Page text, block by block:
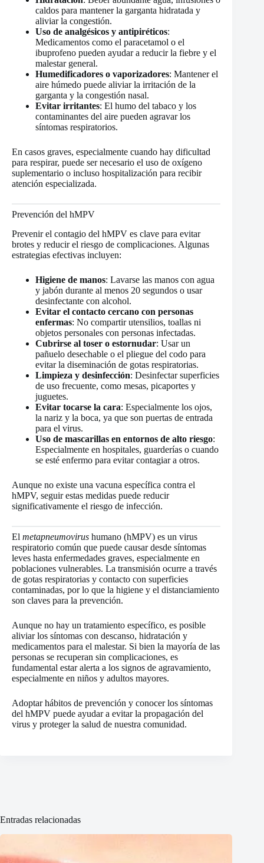
caldos para mantener la garganta hidratada y
aliviar la congestión.
Uso de analgésicos y antipiréticos:
Medicamentos como el paracetamol o el
ibuprofeno pueden ayudar a reducir la fiebre y el
malestar general.
Humedificadores o vaporizadores: Mantener el
aire húmedo puede aliviar la irritación de la
garganta y la congestión nasal.
Evitar irritantes: El humo del tabaco y los
contaminantes del aire pueden agravar los
síntomas respiratorios.
En casos graves, especialmente cuando hay dificultad
para respirar, puede ser necesario el uso de oxígeno
suplementario o incluso hospitalización para recibir
atención especializada.
Prevención del hMPV
Prevenir el contagio del hMPV es clave para evitar
brotes y reducir el riesgo de complicaciones. Algunas
estrategias efectivas incluyen:
Higiene de manos: Lavarse las manos con agua
y jabón durante al menos 20 segundos o usar
desinfectante con alcohol.
Evitar el contacto cercano con personas
enfermas: No compartir utensilios, toallas ni
objetos personales con personas infectadas.
Cubrirse al toser o estornudar: Usar un
pañuelo desechable o el pliegue del codo para
evitar la diseminación de gotas respiratorias.
Limpieza y desinfección: Desinfectar superficies
de uso frecuente, como mesas, picaportes y
juguetes.
Evitar tocarse la cara: Especialmente los ojos,
la nariz y la boca, ya que son puertas de entrada
para el virus.
Uso de mascarillas en entornos de alto riesgo:
Especialmente en hospitales, guarderías o cuando
se esté enfermo para evitar contagiar a otros.
Aunque no existe una vacuna específica contra el
hMPV, seguir estas medidas puede reducir
significativamente el riesgo de infección.
El metapneumovirus humano (hMPV) es un virus
respiratorio común que puede causar desde síntomas
leves hasta enfermedades graves, especialmente en
poblaciones vulnerables. La transmisión ocurre a través
de gotas respiratorias y contacto con superficies
contaminadas, por lo que la higiene y el distanciamiento
son claves para la prevención.
Aunque no hay un tratamiento específico, es posible
aliviar los síntomas con descanso, hidratación y
medicamentos para el malestar. Si bien la mayoría de las
personas se recuperan sin complicaciones, es
fundamental estar alerta a los signos de agravamiento,
especialmente en niños y adultos mayores.
Adoptar hábitos de prevención y conocer los síntomas
del hMPV puede ayudar a evitar la propagación del
virus y proteger la salud de nuestra comunidad.
Entradas relacionadas